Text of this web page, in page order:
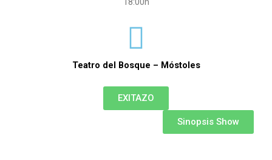
Teatro del Bosque – Móstoles
EXITAZO
Sinopsis Show